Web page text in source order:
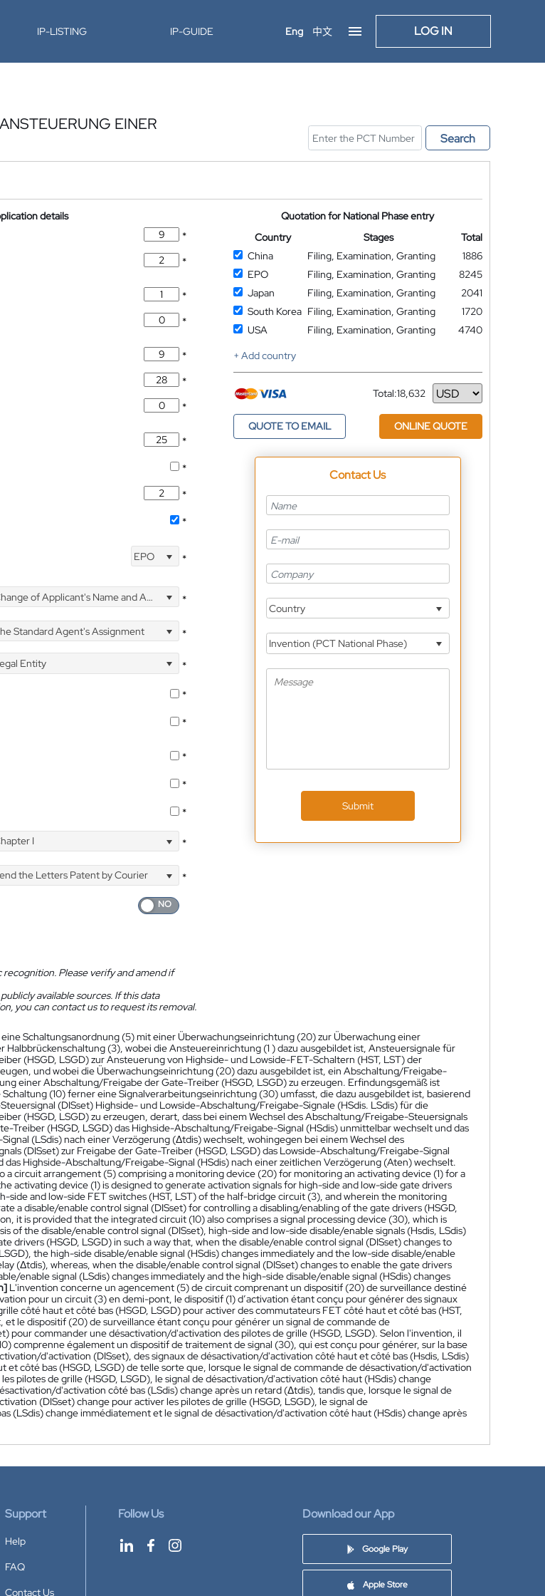
IP-LISTING IP-GUIDE Eng 中文 LOG IN
EINER
Search
details
*
*
*
*
*
*
*
*
*
*
*
EPO *
of Applicant's Name and Address *
Standard Agent's Assignment
*
Entity
*
*
*
*
*
*
I *
the Letters Patent by Courier
*
Please verify and amend if
available sources. If this data
you can contact us to request its removal.
Quotation for National Phase entry
Country
Stages
Total
China
Filing, Examination, Granting
1886
EPO
Filing, Examination, Granting
8245
Japan
Filing, Examination, Granting
2041
South Korea Filing, Examination, Granting
1720
USA
Filing, Examination, Granting
4740
+ Add country
Total:18,632
Currency
QUOTE TO EMAIL ONLINE QUOTE
Contact Us
Country
Invention (PCT National Phase)
Submit
Schaltungsanordnung (5) mit einer Überwachungseinrichtung (20) zur Überwachung einer
Halbbrückenschaltung (3), wobei die Ansteuereinrichtung (1 ) dazu ausgebildet ist, Ansteuersignale für
(HSGD, LSGD) zur Ansteuerung von Highside- und Lowside-FET-Schaltern (HST, LST) der
und wobei die Überwachungseinrichtung (20) dazu ausgebildet ist, ein Abschaltung/Freigabe-
einer Abschaltung/Freigabe der Gate-Treiber (HSGD, LSGD) zu erzeugen. Erfindungsgemäß ist
(10) ferner eine Signalverarbeitungseinrichtung (30) umfasst, die dazu ausgebildet ist, basierend
(DISset) Highside- und Lowside-Abschaltung/Freigabe-Signale (HSdis. LSdis) für die
(HSGD, LSGD) zu erzeugen, derart, dass bei einem Wechsel des Abschaltung/Freigabe-Steuersignals
Treiber (HSGD, LSGD) das Highside-Abschaltung/Freigabe-Signal (HSdis) unmittelbar wechselt und das
(LSdis) nach einer Verzögerung (Δtdis) wechselt, wohingegen bei einem Wechsel des
(DISset) zur Freigabe der Gate-Treiber (HSGD, LSGD) das Lowside-Abschaltung/Freigabe-Signal
das Highside-Abschaltung/Freigabe-Signal (HSdis) nach einer zeitlichen Verzögerung (Aten) wechselt.
a circuit arrangement (5) comprising a monitoring device (20) for monitoring an activating device (1) for a
activating device (1) is designed to generate activation signals for high-side and low-side gate drivers
side and low-side FET switches (HST, LST) of the half-bridge circuit (3), and wherein the monitoring
a disable/enable control signal (DISset) for controlling a disabling/enabling of the gate drivers (HSGD,
it is provided that the integrated circuit (10) also comprises a signal processing device (30), which is
of the disable/enable control signal (DISset), high-side and low-side disable/enable signals (Hsdis, LSdis)
drivers (HSGD, LSGD) in such a way that, when the disable/enable control signal (DISset) changes to
the high-side disable/enable signal (HSdis) changes immediately and the low-side disable/enable
(Δtdis), whereas, when the disable/enable control signal (DISset) changes to enable the gate drivers
enable signal (LSdis) changes immediately and the high-side disable/enable signal (HSdis) changes
L'invention concerne un agencement (5) de circuit comprenant un dispositif (20) de surveillance destiné
pour un circuit (3) en demi-pont, le dispositif (1) d’activation étant conçu pour générer des signaux
côté haut et côté bas (HSGD, LSGD) pour activer des commutateurs FET côté haut et côté bas (HST,
le dispositif (20) de surveillance étant conçu pour générer un signal de commande de
pour commander une désactivation/d'activation des pilotes de grille (HSGD, LSGD). Selon l'invention, il
comprenne également un dispositif de traitement de signal (30), qui est conçu pour générer, sur la base
d'activation (DISset), des signaux de désactivation/d'activation côté haut et côté bas (Hsdis, LSdis)
et côté bas (HSGD, LSGD) de telle sorte que, lorsque le signal de commande de désactivation/d'activation
pilotes de grille (HSGD, LSGD), le signal de désactivation/d'activation côté haut (HSdis) change
d'activation côté bas (LSdis) change après un retard (Δtdis), tandis que, lorsque le signal de
(DISset) change pour activer les pilotes de grille (HSGD, LSGD), le signal de
(LSdis) change immédiatement et le signal de désactivation/d'activation côté haut (HSdis) change après
Support
Help
FAQ
Contact Us
Follow Us Download our App
Google Play
Apple Store